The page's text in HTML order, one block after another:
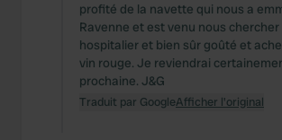
profité de la navette qui nous a
Ravenne et est venu nous chercher
hospitalier et bien sûr goûté et
vin rouge. Je reviendrai
prochaine. J&G
Traduit par GoogleAfficher l'original